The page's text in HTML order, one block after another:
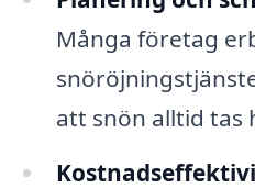
Många företag
att snön alltid tas